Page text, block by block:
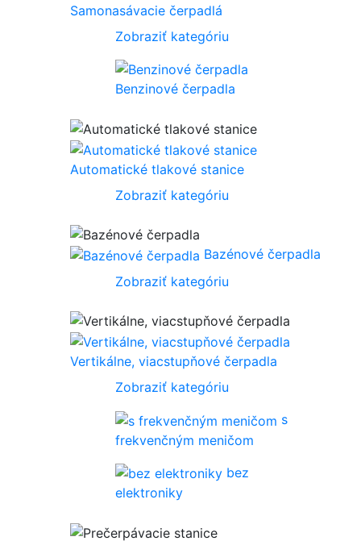
Samonasávacie čerpadlá
Zobraziť kategóriu
Benzinové čerpadla
Automatické tlakové stanice
Zobraziť kategóriu
Bazénové čerpadla
Zobraziť kategóriu
Vertikálne, viacstupňové čerpadla
Zobraziť kategóriu
s
frekvenčným meničom
bez
elektroniky